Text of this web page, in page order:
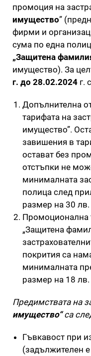
промоция на
имущество”
фирми и
сума по една
„Защитена
имущество). За
г. до 28.02.2024 г.
Допълнителна
тарифата на
имущество”.
завишения в
остават без
отстъпки не
минималната
полица след
размер на 30 лв.
Промоционална
„Защитена
покрития са
минималната
размер на 18 лв.
Предимствата на
имущество“са
Гъвкавост при
(задължителен